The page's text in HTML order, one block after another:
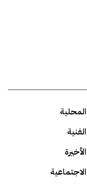
المحلية
الفنية
الأخيرة
الاجتماعية